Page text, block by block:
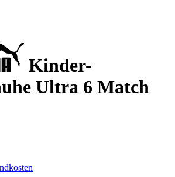
Kinder-
Ultra 6 Match